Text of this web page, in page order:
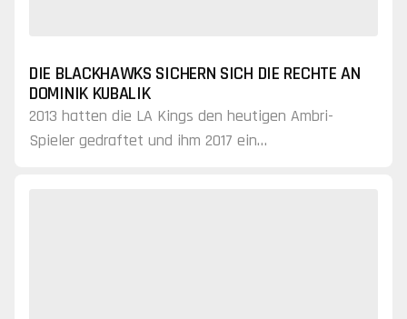
DIE BLACKHAWKS SICHERN SICH DIE RECHTE AN
DOMINIK KUBALIK
2013 hatten die LA Kings den heutigen Ambri-
Spieler gedraftet und ihm 2017 ein